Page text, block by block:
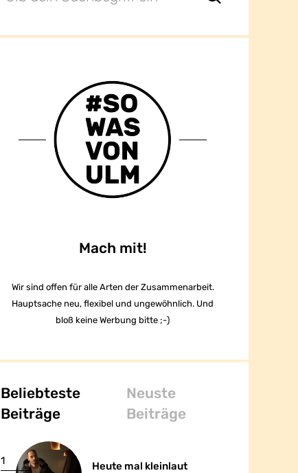
Mach mit!
Wir sind offen für alle Arten der Zusammenarbeit.
Hauptsache neu, flexibel und ungewöhnlich. Und
bloß keine Werbung bitte ;-)
Beliebteste
Beiträge
Neuste
Beiträge
1 Heute mal kleinlaut
Heute mal kleinlaut